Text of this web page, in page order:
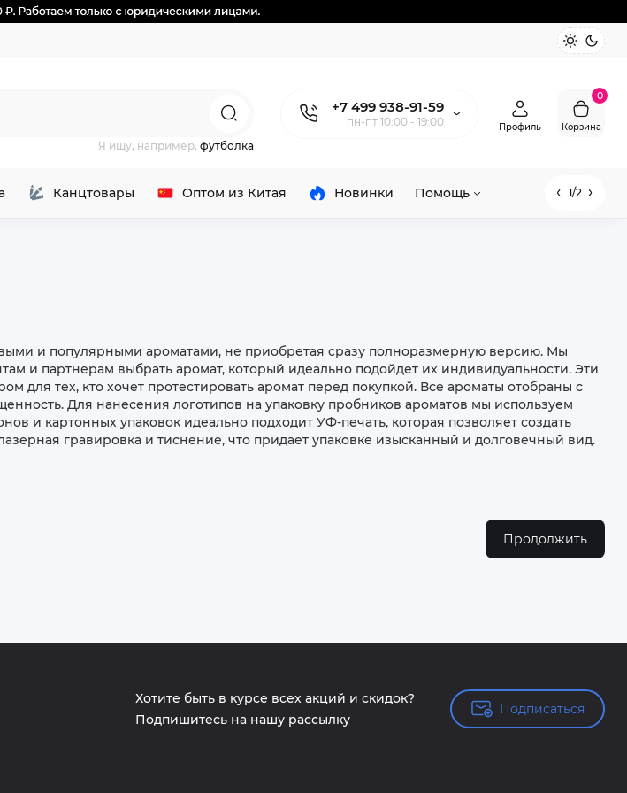
+7 499 938-91-59
пн-пт 10:00 - 19:00
Я ищу, например, футболка
Профиль
0
Корзина
Канцтовары Оптом из Китая Новинки Помощь 1/2
и популярными ароматами, не приобретая сразу полноразмерную версию. Мы
и партнерам выбрать аромат, который идеально подойдет их индивидуальности. Эти
для тех, кто хочет протестировать аромат перед покупкой. Все ароматы отобраны с
Для нанесения логотипов на упаковку пробников ароматов мы используем
и картонных упаковок идеально подходит УФ-печать, которая позволяет создать
гравировка и тиснение, что придает упаковке изысканный и долговечный вид.
Продолжить
Хотите быть в курсе всех акций и скидок?
Подпишитесь на нашу рассылку
Подписаться
Подписаться